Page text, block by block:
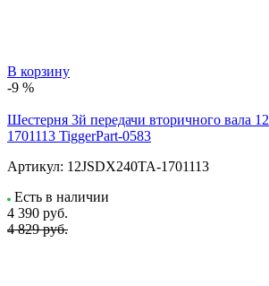
В корзину
-9 %
Шестерня 3й передачи вторичного вала
1701113 TiggerPart-0583
Артикул: 12JSDX240TA-1701113
Есть в наличии
4 390 руб.
4 829 руб.